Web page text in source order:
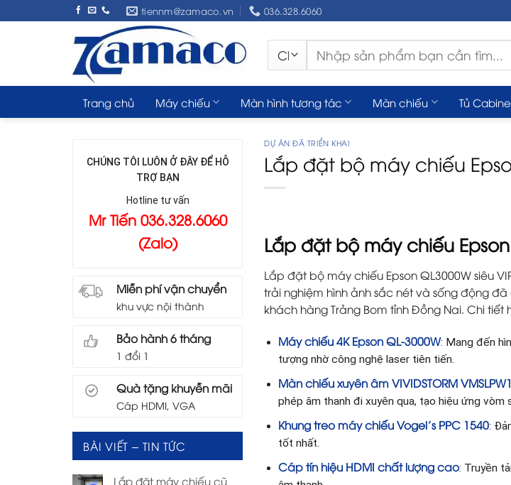
to
tiennm@zamaco.vn 036.328.6060
Tìm
kiếm:
Trang chủ Máy chiếu Màn hình tương tác Màn chiếu Tủ
CHÚNG TÔI LUÔN Ở ĐÂY ĐỂ HỖ
TRỢ BẠN
Hotline tư vấn
Mr Tiến 036.328.6060
(Zalo)
Miễn phí vận chuyển
khu vực nội thành
Bảo hành 6 tháng
1 đổi 1
Quà tặng khuyễn mãi
Cáp HDMI, VGA
BÀI VIẾT – TIN TỨC
Lắp đặt máy chiếu cũ
DỰ ÁN ĐÃ TRIỂN KHAI
Lắp đặt bộ máy chiếu
Lắp đặt bộ máy chiếu
Lắp đặt bộ máy chiếu Epson QL3000W siêu
trải nghiệm hình ảnh sắc nét và sống động
khách hàng Trảng Bom tỉnh Đồng Nai. Chi tiết
Máy chiếu 4K Epson QL-3000W: Mang đến
tượng nhờ công nghệ laser tiên tiến.
Màn chiếu xuyên âm VIVIDSTORM
phép âm thanh đi xuyên qua, tạo hiệu ứng vòm
Khung treo máy chiếu Vogel’s PPC 1540:
tốt nhất.
Cáp tín hiệu HDMI chất lượng cao: Truyền